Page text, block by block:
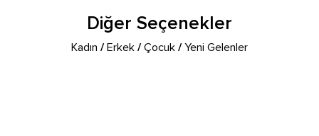
Diğer Seçenekler
Kadın /Erkek /Çocuk /Yeni Gelenler